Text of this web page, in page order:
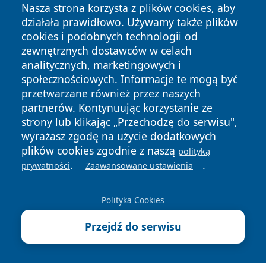
Nasza strona korzysta z plików cookies, aby
działała prawidłowo. Używamy także plików
cookies i podobnych technologii od
zewnętrznych dostawców w celach
analitycznych, marketingowych i
społecznościowych. Informacje te mogą być
przetwarzane również przez naszych
partnerów. Kontynuując korzystanie ze
strony lub klikając „Przechodzę do serwisu",
wyrażasz zgodę na użycie dodatkowych
plików cookies zgodnie z naszą polityką
prywatności. Zaawansowane ustawienia .
Polityka Cookies
Przejdź do serwisu
Copyright © 2026 wrotachorzowa.pl Wszystkie prawa
zastrzeżone.
News Autorzy
Polityka
Prywatności
Polityka
Cookies